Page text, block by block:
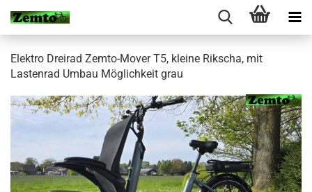
Elektro Dreirad Zemto-Mover T5, kleine Rikscha, mit
Lastenrad Umbau Möglichkeit grau